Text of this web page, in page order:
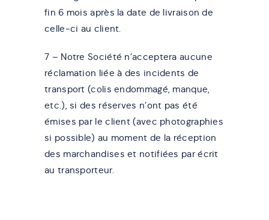
fin 6 mois après la date de livraison de
celle-ci au client.
7 – Notre Société n’acceptera aucune
réclamation liée à des incidents de
transport (colis endommagé, manque,
etc.), si des réserves n’ont pas été
émises par le client (avec photographies
si possible) au moment de la réception
des marchandises et notifiées par écrit
au transporteur.